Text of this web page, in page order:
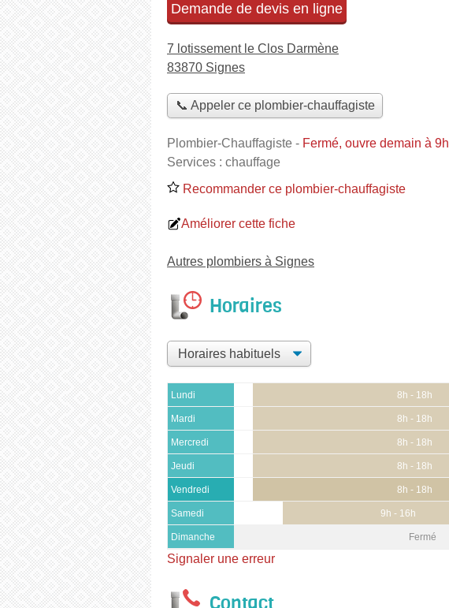
Demande de devis en ligne
7 lotissement le Clos Darmène
83870 Signes
📞 Appeler ce plombier-chauffagiste
Plombier-Chauffagiste - Fermé, ouvre demain à 9h
Services : chauffage
Recommander ce plombier-chauffagiste
Améliorer cette fiche
Autres plombiers à Signes
Horaires
Lundi 8h - 18h
Mardi 8h - 18h
Mercredi 8h - 18h
Jeudi 8h - 18h
Vendredi 8h - 18h
Samedi 9h - 16h
Dimanche Fermé
Signaler une erreur